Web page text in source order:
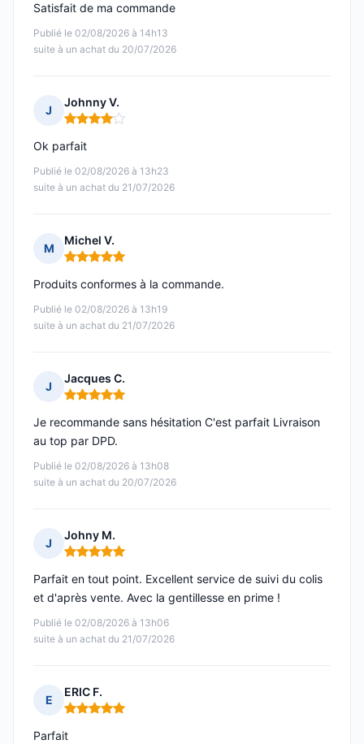
Publié le 02/08/2026 à 14h13
suite à un achat du 20/07/2026
Satisfait de ma commande
J
Johnny V.
Note : 4 sur 5
Publié le 02/08/2026 à 13h23
suite à un achat du 21/07/2026
Ok parfait
M
Michel V.
Note : 5 sur 5
Publié le 02/08/2026 à 13h19
suite à un achat du 21/07/2026
Produits conformes à la commande.
J
Jacques C.
Note : 5 sur 5
Publié le 02/08/2026 à 13h08
suite à un achat du 20/07/2026
Je recommande sans hésitation C'est parfait Livraison
au top par DPD.
J
Johny M.
Note : 5 sur 5
Publié le 02/08/2026 à 13h06
suite à un achat du 21/07/2026
Parfait en tout point. Excellent service de suivi du colis
et d'après vente. Avec la gentillesse en prime !
E
ERIC F.
Note : 5 sur 5
Parfait